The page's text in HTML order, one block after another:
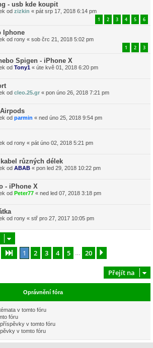
- usb kde koupit
od zizkin « pát srp 17, 2018 6:14 pm
1 2 3 4 5 6
Iphone
od rony « sob črc 21, 2018 5:02 pm
1 2 3
Spigen - iPhone X
od Tony1 « úte kvě 01, 2018 6:20 pm
od cleo.25.gr « pon úno 26, 2018 7:21 pm
od parmin « ned úno 25, 2018 9:54 pm
od rony « pát úno 02, 2018 5:21 pm
různých délek
od ABAB « pon led 29, 2018 10:22 pm
- iPhone X
od Peter77 « ned led 07, 2018 3:18 pm
od rony « stř pro 27, 2017 10:05 pm
Stránka z 20
1 2 3 4 5 20
Přejít na
Oprávnění fóra
v tomto fóru
fóru
v tomto fóru
v tomto fóru